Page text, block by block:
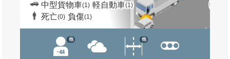
中型貨物車(1) 軽自動車(1)
死亡(0) 負傷(1)
他 他